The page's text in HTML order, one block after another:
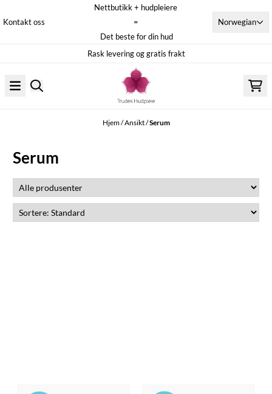
Kontakt oss
Nettbutikk + hudpleiere
=
Det beste for din hud
Norwegian
Rask levering og gratis frakt
Hjem/Ansikt/Serum
Serum